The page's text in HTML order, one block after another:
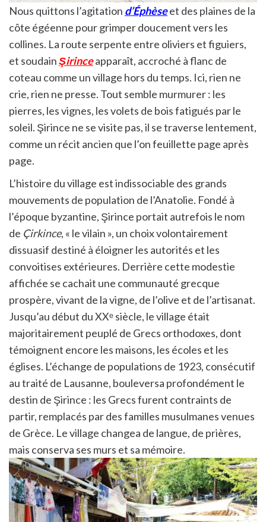
Nous quittons l’agitation d’Éphèseet des plaines de la
côte égéenne pour grimper doucement vers les
collines. La route serpente entre oliviers et figuiers,
et soudainŞirinceapparaît, accroché à flanc de
coteau comme un village hors du temps. Ici, rien ne
crie, rien ne presse. Tout semble murmurer : les
pierres, les vignes, les volets de bois fatigués par le
soleil. Şirince ne se visite pas, il se traverse lentement,
comme un récit ancien que l’on feuillette page après
page.
L’histoire du village est indissociable des grands
mouvements de population de l’Anatolie. Fondé à
l’époque byzantine, Şirince portait autrefois le nom
de Çirkince, « le vilain », un choix volontairement
dissuasif destiné à éloigner les autorités et les
convoitises extérieures. Derrière cette modestie
affichée se cachait une communauté grecque
prospère, vivant de la vigne, de l’olive et de l’artisanat.
Jusqu’au début du XXᵉ siècle, le village était
majoritairement peuplé de Grecs orthodoxes, dont
témoignent encore les maisons, les écoles et les
églises. L’échange de populations de 1923, consécutif
au traité de Lausanne, bouleversa profondément le
destin de Şirince : les Grecs furent contraints de
partir, remplacés par des familles musulmanes venues
de Grèce. Le village changea de langue, de prières,
mais conserva ses murs et sa mémoire.